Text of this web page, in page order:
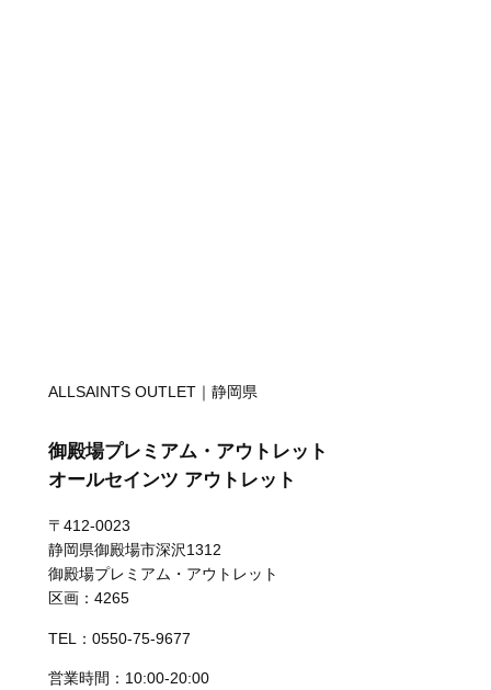
ALLSAINTS OUTLET｜静岡県
御殿場プレミアム・アウトレット
オールセインツ アウトレット
〒412-0023
静岡県御殿場市深沢1312
御殿場プレミアム・アウトレット
区画：4265
TEL：0550-75-9677
営業時間：10:00-20:00